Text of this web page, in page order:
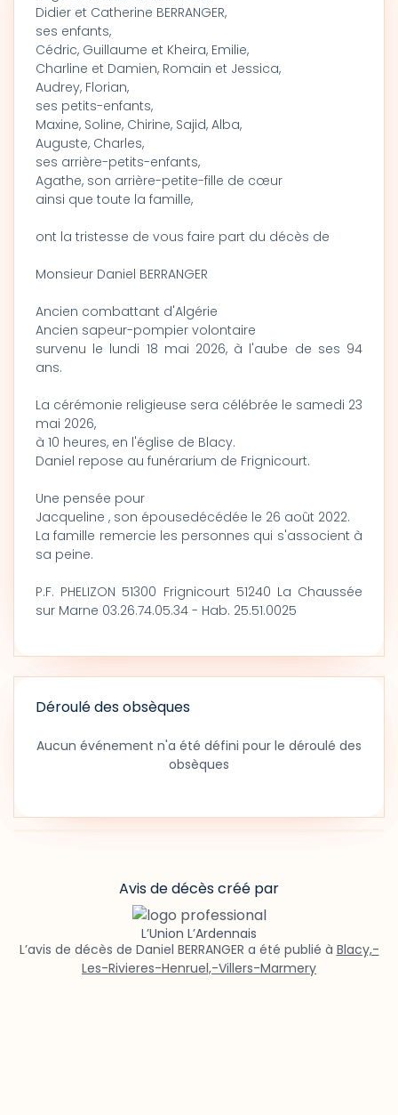
Didier et Catherine BERRANGER,
ses enfants,
Cédric, Guillaume et Kheira, Emilie,
Charline et Damien, Romain et Jessica,
Audrey, Florian,
ses petits-enfants,
Maxine, Soline, Chirine, Sajid, Alba,
Auguste, Charles,
ses arrière-petits-enfants,
Agathe, son arrière-petite-fille de cœur
ainsi que toute la famille,
ont la tristesse de vous faire part du décès de
Monsieur Daniel BERRANGER
Ancien combattant d'Algérie
Ancien sapeur-pompier volontaire
survenu le lundi 18 mai 2026, à l'aube de ses 94
ans.
La cérémonie religieuse sera célébrée le samedi 23
mai 2026,
à 10 heures, en l'église de Blacy.
Daniel repose au funérarium de Frignicourt.
Une pensée pour
Jacqueline , son épousedécédée le 26 août 2022.
La famille remercie les personnes qui s'associent à
sa peine.
P.F. PHELIZON 51300 Frignicourt 51240 La Chaussée
sur Marne 03.26.74.05.34 - Hab. 25.51.0025
Déroulé des obsèques
Aucun événement n'a été défini pour le déroulé des
obsèques
Avis de décès créé par
L’Union L’Ardennais
L’avis de décès de Daniel BERRANGER a été publié à Blacy,-
Les-Rivieres-Henruel,-Villers-Marmery